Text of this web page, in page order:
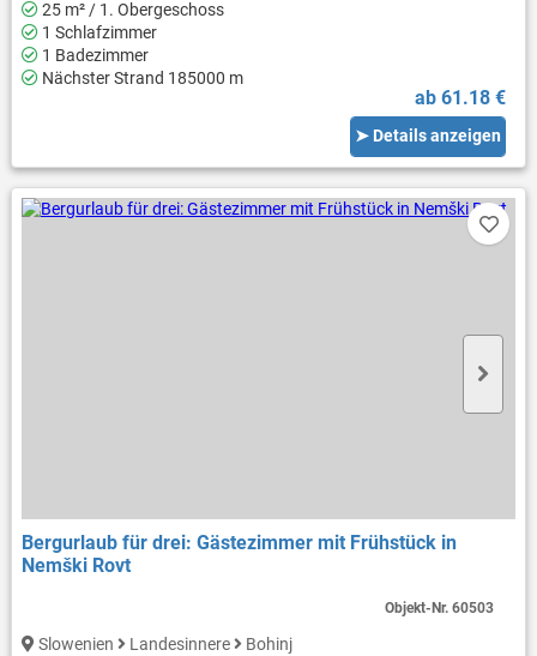
25 m² / 1. Obergeschoss
1 Schlafzimmer
1 Badezimmer
Nächster Strand 185000 m
ab 61.18 €
➤ Details anzeigen
Bergurlaub für drei: Gästezimmer mit Frühstück in
Nemški Rovt
Slowenien Landesinnere Bohinj
Objekt-Nr.60503